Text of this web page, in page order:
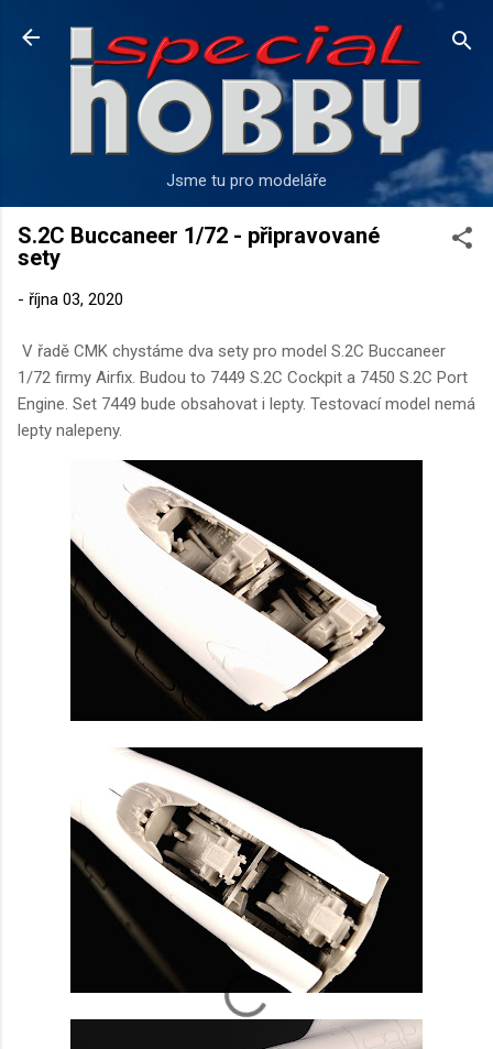
Přeskočit na hlavní obsah
Jsme tu pro modeláře
S.2C Buccaneer 1/72 - připravované
sety
- října 03, 2020
V řadě CMK chystáme dva sety pro model S.2C Buccaneer
1/72 firmy Airfix. Budou to 7449 S.2C Cockpit a 7450 S.2C Port
Engine. Set 7449 bude obsahovat i lepty. Testovací model nemá
lepty nalepeny.